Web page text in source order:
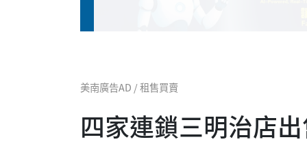
美南廣告AD / 租售買賣
四家連鎖三明治店